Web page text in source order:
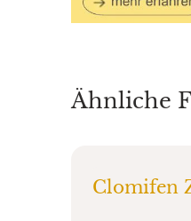
Ähnliche
Clomifen